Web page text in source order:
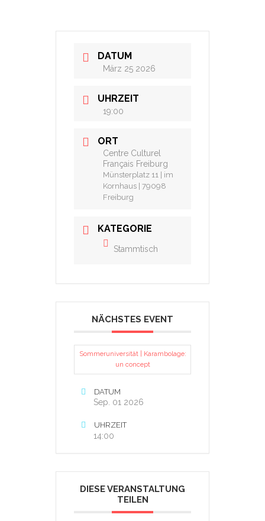
DATUM
März 25 2026
UHRZEIT
19:00
ORT
Centre Culturel
Français Freiburg
Münsterplatz 11 | im
Kornhaus | 79098
Freiburg
KATEGORIE
Stammtisch
NÄCHSTES EVENT
Sommeruniversität | Karambolage:
un concept
DATUM
Sep. 01 2026
UHRZEIT
14:00
DIESE VERANSTALTUNG
TEILEN